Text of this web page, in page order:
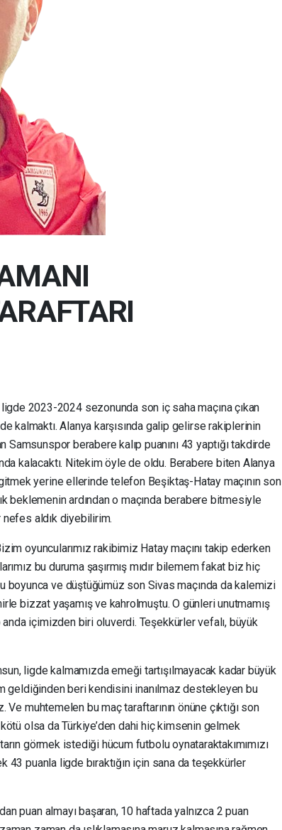
2023-2024 sezonunda son iç saha maçına çıkan
kalmaktı. Alanya karşısında galip gelirse rakiplerinin
berabere kalıp puanını 43 yaptığı takdirde
kalacaktı. Nitekim öyle de oldu. Berabere biten Alanya
yerine ellerinde telefon Beşiktaş-Hatay maçının son
beklemenin ardından o maçında berabere bitmesiyle
nefes aldık diyebilirim.
oyuncularımız rakibimiz Hatay maçını takip ederken
bu duruma şaşırmış mıdır bilemem fakat biz hiç
boyunca ve düştüğümüz son Sivas maçında da kalemizi
bizzat yaşamış ve kahrolmuştu. O günleri unutmamış
içimizden biri oluverdi. Teşekkürler vefalı, büyük
ligde kalmamızda emeği tartışılmayacak kadar büyük
geldiğinden beri kendisini inanılmaz destekleyen bu
Ve muhtemelen bu maç taraftarının önüne çıktığı son
olsa da Türkiye’den dahi hiç kimsenin gelmek
görmek istediği hücum futbolu oynataraktakımımızı
43 puanla ligde bıraktığın için sana da teşekkürler
puan almayı başaran, 10 haftada yalnızca 2 puan